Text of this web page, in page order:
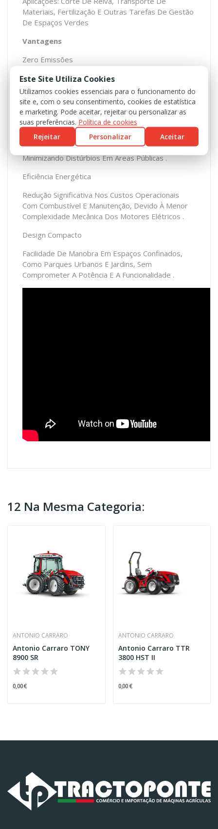
Materiais, Fertilização E Outras Tarefas De Gestão
De Espaços Verdes
Vantagens
Zero Emissões
Operação Sem Emissão De Co₂, Alinhando-se Com
Metas De Neutralidade Carbónica E Regulamentos
Ambientais Urbanos .
Operação Silenciosa
Níveis Reduzidos De Ruído E Vibração,
Proporcionando Maior Conforto Ao Operador E
Minimizando Distúrbios Em Áreas Públicas .
Eficiência Energética
Redução Significativa Nos Custos Operacionais
Com Combustível E Manutenção, Devido À Menor
Complexidade Mecânica Dos Motores Elétricos .
Design Compacto
Facilidade De Manobra Em Espaços Confinados,
Como Parques Urbanos E Jardins, Sem
Comprometer A Potência E A Funcionalidade .
12 Na Mesma Categoria:
ANTONIO CARRARO
Antonio Carraro TONY
8900 SR
0,00 €
ANTONIO CARRARO
Antonio Carraro TTR
3800 HST II
0,00 €
Este Site Utiliza Cookies
Utilizamos cookies essenciais para o funcionamento do
site e, com o seu consentimento, cookies de estatística
e marketing. Pode aceitar, rejeitar ou personalizar as
suas preferências. Política de cookies
Rejeitar
Personalizar Aceitar